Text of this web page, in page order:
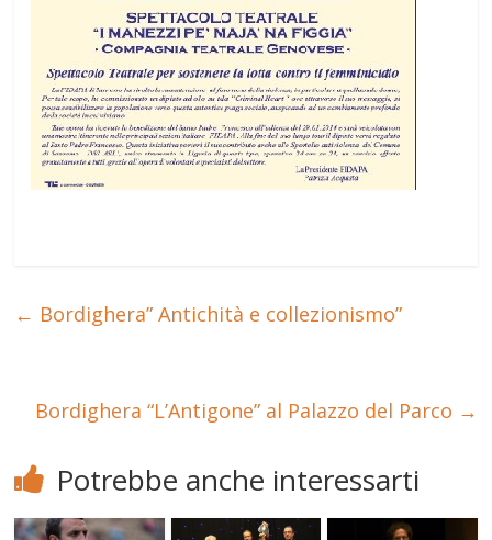
← Bordighera” Antichità e collezionismo”
Bordighera “L’Antigone” al Palazzo del Parco →
Potrebbe anche interessarti